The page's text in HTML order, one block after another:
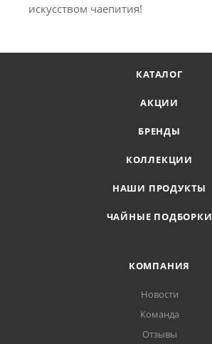
искусством чаепития!
КАТАЛОГ
АКЦИИ
БРЕНДЫ
КОЛЛЕКЦИИ
НАШИ ПРОДУКТЫ
ЧАЙНЫЕ ПОДБОРКИ
КОМПАНИЯ
Новости
Команда
Отзывы